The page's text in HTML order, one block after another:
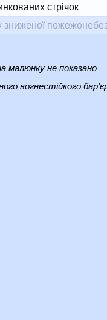
стрічок
малюнку не показано
вогнестійкого